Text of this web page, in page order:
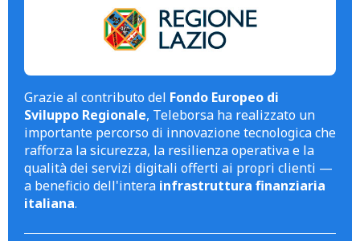
Grazie al contributo del Fondo Europeo di
Sviluppo Regionale, Teleborsa ha realizzato un
importante percorso di innovazione tecnologica che
rafforza la sicurezza, la resilienza operativa e la
qualità dei servizi digitali offerti ai propri clienti —
a beneficio dell'intera infrastruttura finanziaria
italiana.